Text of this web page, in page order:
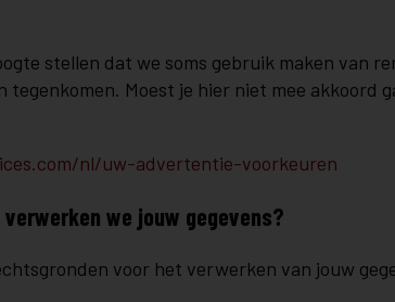
stellen dat we soms gebruik maken van
tegenkomen. Moest je hier niet mee
nl/uw-advertentie-voorkeuren
we jouw gegevens?
voor het verwerken van jouw